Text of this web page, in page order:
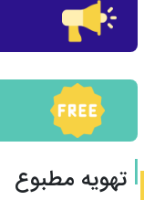
تهویه مطبوع